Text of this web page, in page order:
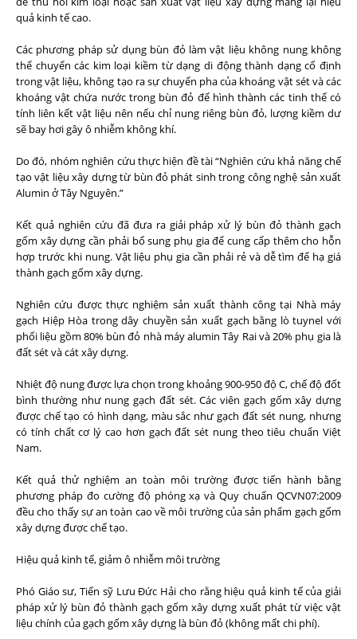
quả kinh tế cao.
Các phương pháp sử dụng bùn đỏ làm vật liệu không nung không
thể chuyển các kim loại kiềm từ dạng di động thành dạng cố định
trong vật liệu, không tạo ra sự chuyển pha của khoáng vật sét và các
khoáng vật chứa nước trong bùn đỏ để hình thành các tinh thể có
tính liên kết vật liệu nên nếu chỉ nung riêng bùn đỏ, lượng kiềm dư
sẽ bay hơi gây ô nhiễm không khí.
Do đó, nhóm nghiên cứu thực hiện đề tài “Nghiên cứu khả năng chế
tạo vật liệu xây dựng từ bùn đỏ phát sinh trong công nghệ sản xuất
Alumin ở Tây Nguyên.”
Kết quả nghiên cứu đã đưa ra giải pháp xử lý bùn đỏ thành gạch
gốm xây dựng cần phải bổ sung phụ gia để cung cấp thêm cho hỗn
hợp trước khi nung. Vật liệu phụ gia cần phải rẻ và dễ tìm để hạ giá
thành gạch gốm xây dựng.
Nghiên cứu được thực nghiệm sản xuất thành công tại Nhà máy
gạch Hiệp Hòa trong dây chuyền sản xuất gạch bằng lò tuynel với
phối liệu gồm 80% bùn đỏ nhà máy alumin Tây Rai và 20% phụ gia là
đất sét và cát xây dựng.
Nhiệt độ nung được lựa chọn trong khoảng 900-950 độ C, chế độ đốt
bình thường như nung gạch đất sét. Các viên gạch gốm xây dựng
được chế tạo có hình dạng, màu sắc như gạch đất sét nung, nhưng
có tính chất cơ lý cao hơn gạch đất sét nung theo tiêu chuẩn Việt
Nam.
Kết quả thử nghiệm an toàn môi trường được tiến hành bằng
phương pháp đo cường độ phóng xạ và Quy chuẩn QCVN07:2009
đều cho thấy sự an toàn cao về môi trường của sản phẩm gạch gốm
xây dựng được chế tạo.
Hiệu quả kinh tế, giảm ô nhiễm môi trường
Phó Giáo sư, Tiến sỹ Lưu Đức Hải cho rằng hiệu quả kinh tế của giải
pháp xử lý bùn đỏ thành gạch gốm xây dựng xuất phát từ việc vật
liệu chính của gạch gốm xây dựng là bùn đỏ (không mất chi phí).